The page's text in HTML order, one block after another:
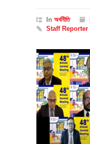
In অর্থনীতি
Staff Reporter